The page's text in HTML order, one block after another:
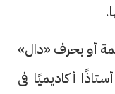
أو بحرف «دال»
أكاديميًا فى